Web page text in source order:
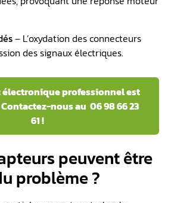
– L’oxydation des connecteurs
des signaux électriques.
électronique professionnel est
nous au 06 98 66 23
61 !
peuvent être
problème ?